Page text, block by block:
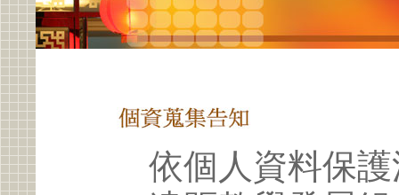
依個人資料保